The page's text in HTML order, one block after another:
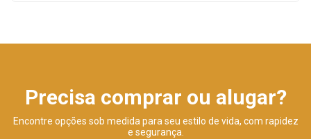
Precisa comprar ou alugar?
Encontre opções sob medida para seu estilo de vida, com rapidez
e segurança.